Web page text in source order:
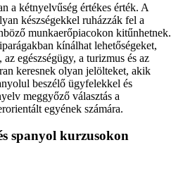
a kétnyelvűség értékes érték. A
készségekkel ruházzák fel a
munkaerőpiacokon kitűnhetnek.
kínálhat lehetőségeket,
egészségügy, a turizmus és az
keresnek olyan jelölteket, akik
beszélő ügyfelekkel és
meggyőző választás a
egyének számára.
spanyol kurzusokon